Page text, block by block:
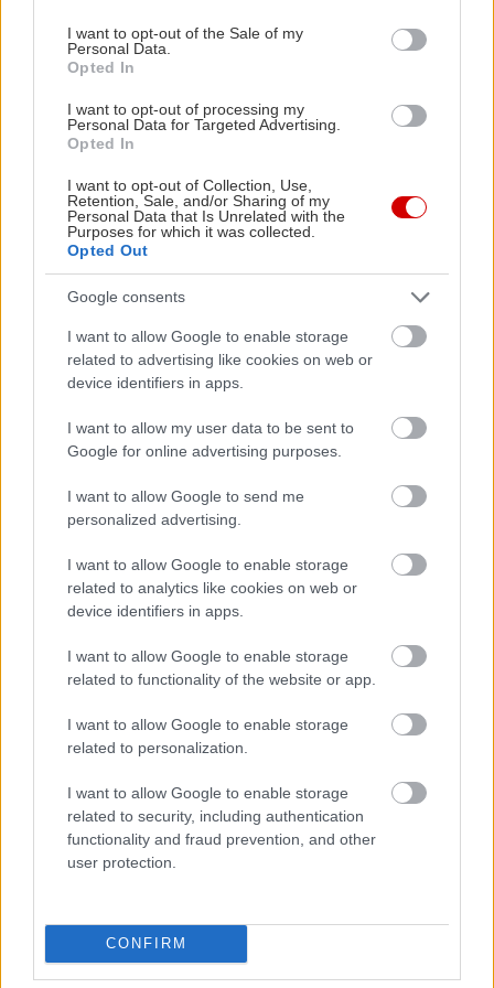
consent section.
I want to opt-out of the Sale of my
Personal Data.
Opted In
I want to opt-out of processing my
Personal Data for Targeted Advertising.
Opted In
I want to opt-out of Collection, Use,
Retention, Sale, and/or Sharing of my
Personal Data that Is Unrelated with the
Purposes for which it was collected.
Opted Out
Google consents
I want to allow Google to enable storage
related to advertising like cookies on web or
device identifiers in apps.
I want to allow my user data to be sent to
Google for online advertising purposes.
I want to allow Google to send me
personalized advertising.
I want to allow Google to enable storage
related to analytics like cookies on web or
device identifiers in apps.
I want to allow Google to enable storage
related to functionality of the website or app.
I want to allow Google to enable storage
related to personalization.
I want to allow Google to enable storage
related to security, including authentication
functionality and fraud prevention, and other
user protection.
CONFIRM
Μια μονοήμερη εξόρμηση που συνδυάζει την
αγάπη για την ιστορία με την ανάγκη για ηρεμία
σε οδηγεί στον ναό της Αρτέμιδος, έναν
αρχαιολογικό χώρο με ξεχωριστή αύρα. Ο ναός
έχει αναστηλωθεί και αναδειχθεί με φροντίδα,
είναι απόλυτα προσβάσιμος και για άτομα με
κινητικές δυσκολίες και αποπνέει μια ήρεμη,
σχεδόν μεταφυσική αίσθηση. Μέσα από το έδαφος
αναβλύζει το υπόγειο ρεύμα του ποταμού
Ερασίνου, κάνοντας το τοπίο ακόμα πιο ζωντανό
και η πλούσια βλάστηση ολόγυρα σε βάζει σε
σκέψεις για το πόσο καιρό σου είχε ξεφύγει αυτό
το μικρό διαμάντι.
Εδώ θα βρεις και το Αρχαιολογικό Μουσείο, το
οποίο είναι προσεγγίσιμο μέσα από μια όμορφη